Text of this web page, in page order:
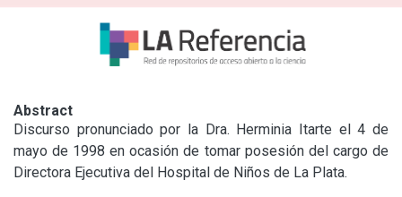
Abstract
Discurso pronunciado por la Dra. Herminia Itarte el 4 de
mayo de 1998 en ocasión de tomar posesión del cargo de
Directora Ejecutiva del Hospital de Niños de La Plata.